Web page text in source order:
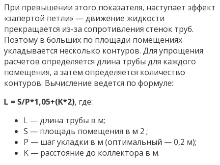
При превышении этого показателя, наступает эффект
«запертой петли» — движение жидкости
прекращается из-за сопротивления стенок труб.
Поэтому в больших по площади помещениях
укладывается несколько контуров. Для упрощения
расчетов определяется длина трубы для каждого
помещения, а затем определяется количество
контуров. Вычисление ведется по формуле:
L = S/P*1,05+(K*2), где:
L — длина трубы в м;
S — площадь помещения в м 2 ;
P — шаг укладки в м (оптимальный — 0,2 м);
K — расстояние до коллектора в м.